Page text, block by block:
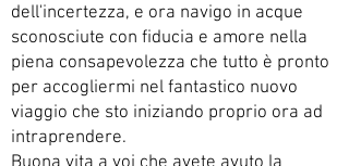
dell'incertezza, e ora navigo in acque
sconosciute con fiducia e amore nella
piena consapevolezza che tutto è pronto
per accogliermi nel fantastico nuovo
viaggio che sto iniziando proprio ora ad
intraprendere.